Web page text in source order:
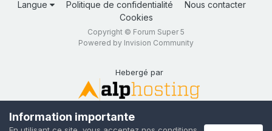
Langue Politique de confidentialité
Nous contacter
Cookies
Copyright © Forum Super 5
Powered by Invision Community
Hebergé par
Information importante